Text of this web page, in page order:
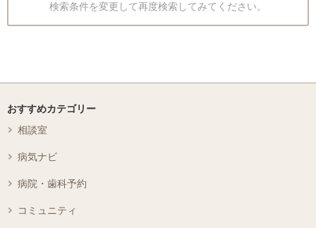
検索条件を変更して再度検索してみてください。
おすすめカテゴリー
相談室
病気ナビ
病院・歯科予約
コミュニティ